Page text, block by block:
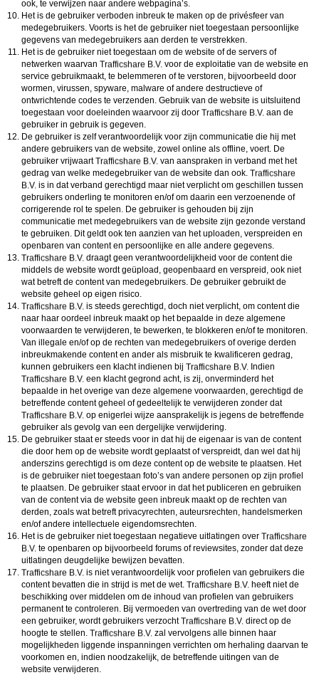
ook, te verwijzen naar andere webpagina’s.
Het is de gebruiker verboden inbreuk te maken op de privésfeer van
medegebruikers. Voorts is het de gebruiker niet toegestaan persoonlijke
gegevens van medegebruikers aan derden te verstrekken.
Het is de gebruiker niet toegestaan om de website of de servers of
netwerken waarvan
voor de exploitatie van de website en
service gebruikmaakt, te belemmeren of te verstoren, bijvoorbeeld door
wormen, virussen, spyware, malware of andere destructieve of
ontwrichtende codes te verzenden. Gebruik van de website is uitsluitend
toegestaan voor doeleinden waarvoor zij door
aan de
gebruiker in gebruik is gegeven.
De gebruiker is zelf verantwoordelijk voor zijn communicatie die hij met
andere gebruikers van de website, zowel online als offline, voert. De
gebruiker vrijwaart
van aanspraken in verband met het
gedrag van welke medegebruiker van de website dan ook.
is in dat verband gerechtigd maar niet verplicht om geschillen tussen
gebruikers onderling te monitoren en/of om daarin een verzoenende of
corrigerende rol te spelen. De gebruiker is gehouden bij zijn
communicatie met medegebruikers van de website zijn gezonde verstand
te gebruiken. Dit geldt ook ten aanzien van het uploaden, verspreiden en
openbaren van content en persoonlijke en alle andere gegevens.
draagt geen verantwoordelijkheid voor de content die
middels de website wordt geüpload, geopenbaard en verspreid, ook niet
wat betreft de content van medegebruikers. De gebruiker gebruikt de
website geheel op eigen risico.
is steeds gerechtigd, doch niet verplicht, om content die
naar haar oordeel inbreuk maakt op het bepaalde in deze algemene
voorwaarden te verwijderen, te bewerken, te blokkeren en/of te monitoren.
Van illegale en/of op de rechten van medegebruikers of overige derden
inbreukmakende content en ander als misbruik te kwalificeren gedrag,
kunnen gebruikers een klacht indienen bij
Indien
een klacht gegrond acht, is zij, onverminderd het
bepaalde in het overige van deze algemene voorwaarden, gerechtigd de
betreffende content geheel of gedeeltelijk te verwijderen zonder dat
op enigerlei wijze aansprakelijk is jegens de betreffende
gebruiker als gevolg van een dergelijke verwijdering.
De gebruiker staat er steeds voor in dat hij de eigenaar is van de content
die door hem op de website wordt geplaatst of verspreidt, dan wel dat hij
anderszins gerechtigd is om deze content op de website te plaatsen. Het
is de gebruiker niet toegestaan foto’s van andere personen op zijn profiel
te plaatsen. De gebruiker staat ervoor in dat het publiceren en gebruiken
van de content via de website geen inbreuk maakt op de rechten van
derden, zoals wat betreft privacyrechten, auteursrechten, handelsmerken
en/of andere intellectuele eigendomsrechten.
Het is de gebruiker niet toegestaan negatieve uitlatingen over
te openbaren op bijvoorbeeld forums of reviewsites, zonder dat deze
uitlatingen deugdelijke bewijzen bevatten.
is niet verantwoordelijk voor profielen van gebruikers die
content bevatten die in strijd is met de wet.
heeft niet de
beschikking over middelen om de inhoud van profielen van gebruikers
permanent te controleren. Bij vermoeden van overtreding van de wet door
een gebruiker, wordt gebruikers verzocht
direct op de
hoogte te stellen.
zal vervolgens alle binnen haar
mogelijkheden liggende inspanningen verrichten om herhaling daarvan te
voorkomen en, indien noodzakelijk, de betreffende uitingen van de
website verwijderen.